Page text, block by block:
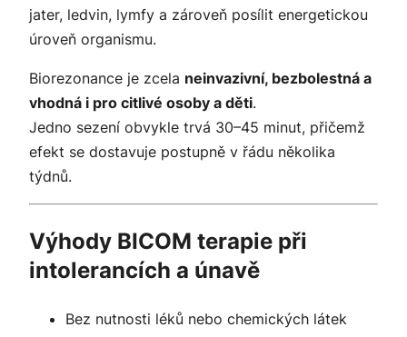
jater, ledvin, lymfy a zároveň posílit energetickou
úroveň organismu.
Biorezonance je zcela neinvazivní, bezbolestná a
vhodná i pro citlivé osoby a děti.
Jedno sezení obvykle trvá 30–45 minut, přičemž
efekt se dostavuje postupně v řádu několika
týdnů.
Výhody BICOM terapie při
intolerancích a únavě
Bez nutnosti léků nebo chemických látek